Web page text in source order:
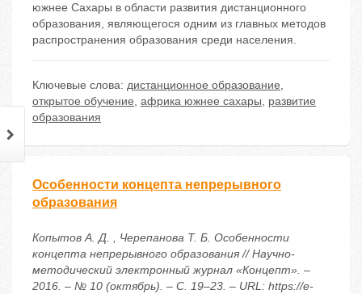
южнее Сахары в области развития дистанционного
образования, являющегося одним из главных методов
распространения образования среди населения.
Ключевые слова: дистанционное образование,
открытое обучение, африка южнее сахары, развитие
образования
Особенности концепта непрерывного
образования
Копытов А. Д. , Черепанова Т. Б. Особенности
концепта непрерывного образования // Научно-
методический электронный журнал «Концепт». –
2016. – № 10 (октябрь). – С. 19–23. – URL: https://e-